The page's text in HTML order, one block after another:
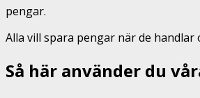
pengar.
Alla vill spara pengar när de
Så här använder du